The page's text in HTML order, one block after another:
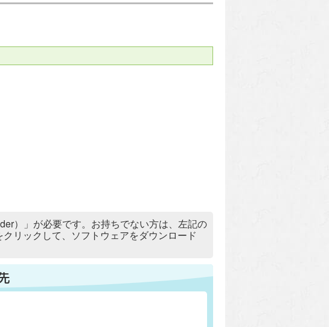
）」が必要です。お持ちでない方は、左記の
リックして、ソフトウェアをダウンロード